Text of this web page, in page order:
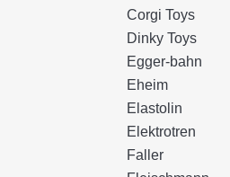
Corgi Toys
Dinky Toys
Egger-bahn
Eheim
Elastolin
Elektrotren
Faller